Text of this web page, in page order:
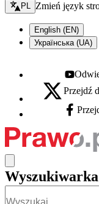
Zmień język - bieżący:
PL Zmień język
English (EN)
Українська (UA)
Youtube -
X - otwiera się w
Przejdź
Facebook
Wyszukiwarka